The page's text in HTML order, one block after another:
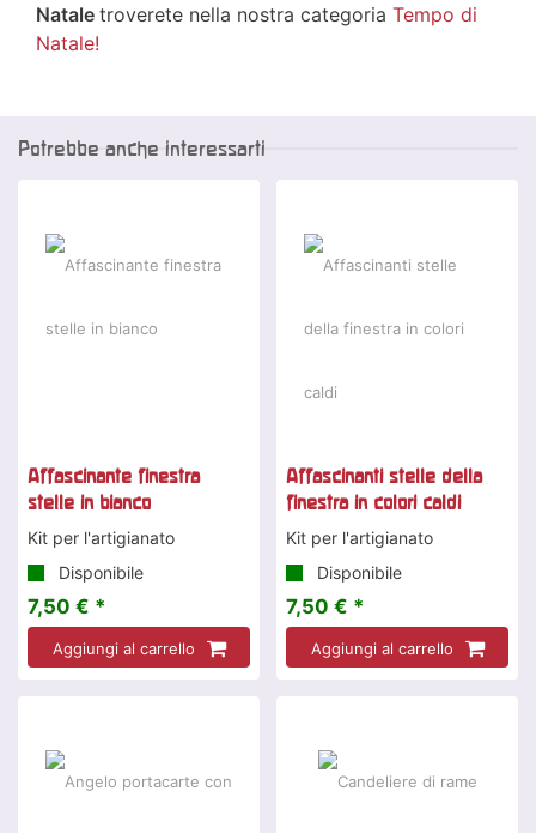
Natale troverete nella nostra categoria Tempo di
Natale!
Potrebbe anche interessarti
Affascinante finestra
stelle in bianco
Kit per l'artigianato
Disponibile
7,50 € *
Aggiungi al carrello
Affascinanti stelle della
finestra in colori caldi
Kit per l'artigianato
Disponibile
7,50 € *
Aggiungi al carrello